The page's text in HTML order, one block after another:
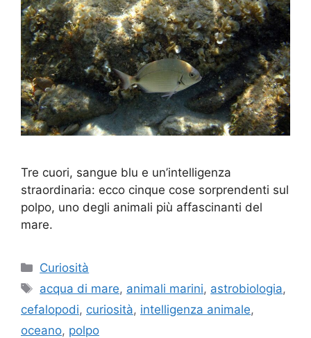
Tre cuori, sangue blu e un’intelligenza
straordinaria: ecco cinque cose sorprendenti sul
polpo, uno degli animali più affascinanti del
mare.
Categorie
Curiosità
Tag
acqua di mare, animali marini, astrobiologia,
cefalopodi, curiosità, intelligenza animale,
oceano, polpo